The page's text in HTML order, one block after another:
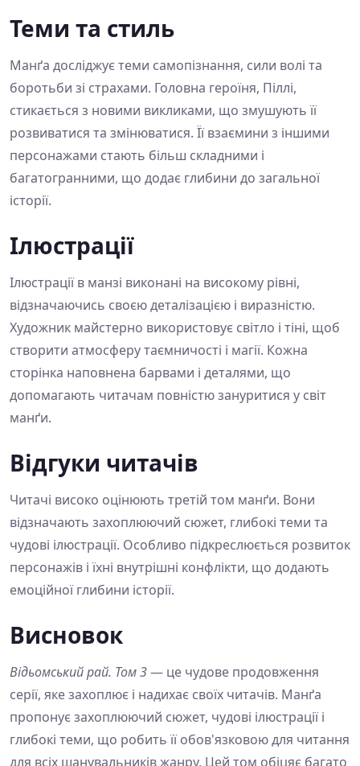
Теми та стиль
Манґа досліджує теми самопізнання, сили волі та
боротьби зі страхами. Головна героїня, Піллі,
стикається з новими викликами, що змушують її
розвиватися та змінюватися. Її взаємини з іншими
персонажами стають більш складними і
багатогранними, що додає глибини до загальної
історії.
Ілюстрації
Ілюстрації в манзі виконані на високому рівні,
відзначаючись своєю деталізацією і виразністю.
Художник майстерно використовує світло і тіні, щоб
створити атмосферу таємничості і магії. Кожна
сторінка наповнена барвами і деталями, що
допомагають читачам повністю зануритися у світ
манґи.
Відгуки читачів
Читачі високо оцінюють третій том манґи. Вони
відзначають захоплюючий сюжет, глибокі теми та
чудові ілюстрації. Особливо підкреслюється розвиток
персонажів і їхні внутрішні конфлікти, що додають
емоційної глибини історії.
Висновок
Відьомський рай. Том 3— це чудове продовження
серії, яке захоплює і надихає своїх читачів. Манґа
пропонує захоплюючий сюжет, чудові ілюстрації і
глибокі теми, що робить її обов'язковою для читання
для всіх шанувальників жанру. Цей том обіцяє багато